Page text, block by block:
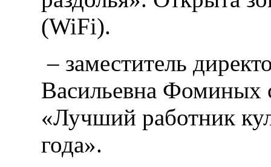
(WiFi).
– заместитель
Васильевна Фоминых
«Лучший работник
года».